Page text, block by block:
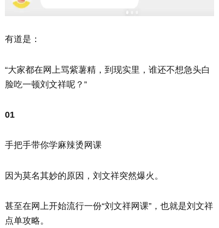
有道是：
“大家都在网上骂紫薯精，到现实里，谁还不想急头白
脸吃一顿刘文祥呢？”
01
手把手带你学麻辣烫网课
因为莫名其妙的原因，刘文祥突然爆火。
甚至在网上开始流行一份“刘文祥网课”，也就是刘文祥
点单攻略。